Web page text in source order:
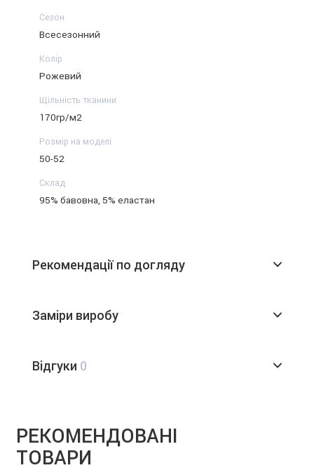
Сезон
Всесезонний
Колір
Рожевий
Щільність тканини
170гр/м2
Розмір на моделі
50-52
Склад
95% бавовна, 5% еластан
Рекомендації по догляду
Заміри виробу
Відгуки 0
РЕКОМЕНДОВАНІ
ТОВАРИ